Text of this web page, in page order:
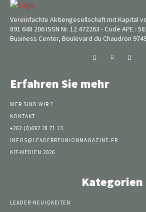
Vereinfachte Aktiengesellschaft mit Kapital
891 648 206 ISSN Nr. 12 472263 - Code APE :
Business Center, Boulevard du Chaudron
Erfahren Sie mehr
WER SIND WIR ?
KONTAKT
+262 (0)692 28 71 13
INFOS@LEADERREUNIONMAGAZINE.FR
KIT-MEDIEN 2026
Kategorien
LEADER-NEUIGKEITEN